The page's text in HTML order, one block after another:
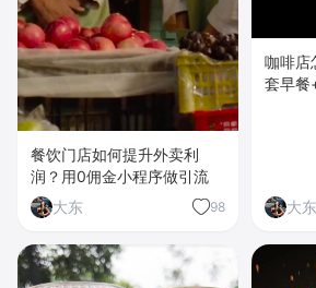
餐饮门店如何提升外卖利
润？用0佣金小程序做引流
大东
98
咖啡店
套早餐
大东